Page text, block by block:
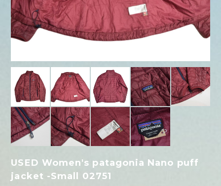
USED Women's patagonia Nano puff
jacket -Small 02751